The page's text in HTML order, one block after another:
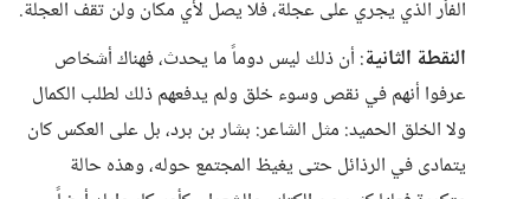
الفأر الذي يجري على عجلة، فلا يصل لأي مكان ولن تقف العجلة.
النقطة الثانية: أن ذلك ليس دوماً ما يحدث، فهناك أشخاص
عرفوا أنهم في نقص وسوء خلق ولم يدفعهم ذلك لطلب الكمال
ولا الخلق الحميد: مثل الشاعر: بشار بن برد، بل على العكس كان
يتمادى في الرذائل حتى يغيظ المجتمع حوله، وهذه حالة